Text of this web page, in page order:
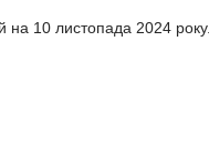
на 10 листопада 2024 року.